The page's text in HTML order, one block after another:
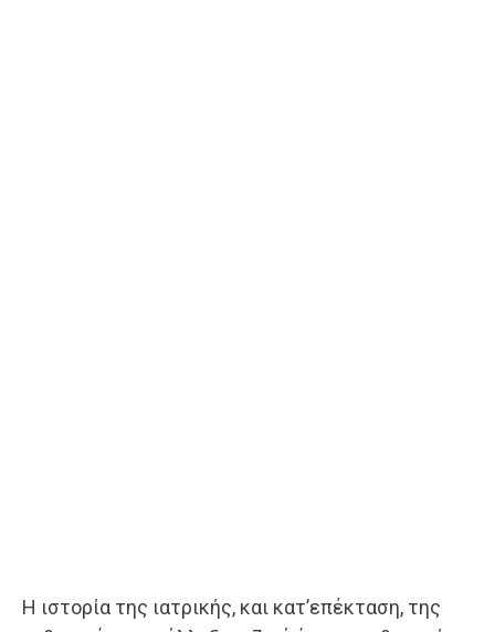
Η ιστορία της ιατρικής, και κατ’επέκταση, της